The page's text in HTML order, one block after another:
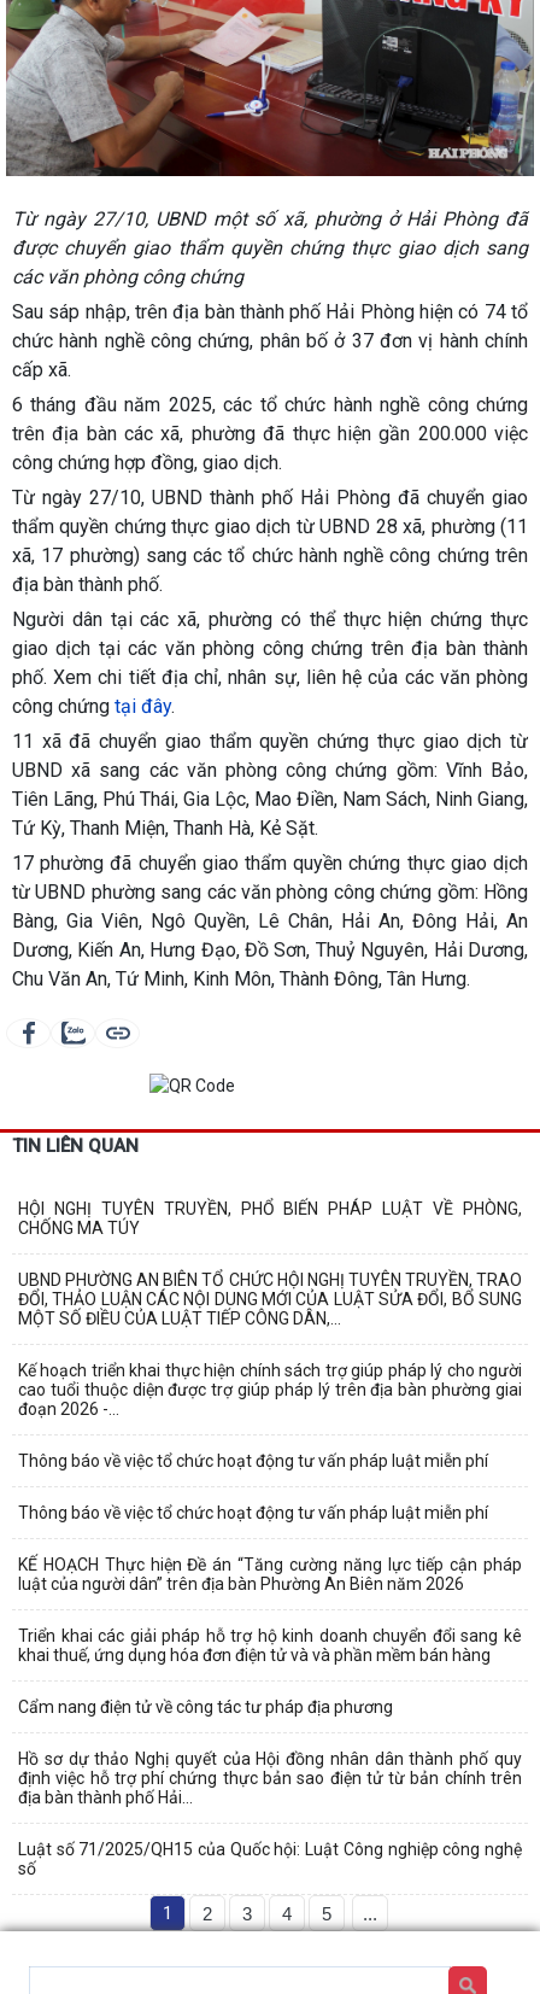
Từ ngày 27/10, UBND một số xã, phường ở Hải Phòng đã
được chuyển giao thẩm quyền chứng thực giao dịch sang
các văn phòng công chứng
Sau sáp nhập, trên địa bàn thành phố Hải Phòng hiện có 74 tổ
chức hành nghề công chứng, phân bố ở 37 đơn vị hành chính
cấp xã.
6 tháng đầu năm 2025, các tổ chức hành nghề công chứng
trên địa bàn các xã, phường đã thực hiện gần 200.000 việc
công chứng hợp đồng, giao dịch.
Từ ngày 27/10, UBND thành phố Hải Phòng đã chuyển giao
thẩm quyền chứng thực giao dịch từ UBND 28 xã, phường (11
xã, 17 phường) sang các tổ chức hành nghề công chứng trên
địa bàn thành phố.
Người dân tại các xã, phường có thể thực hiện chứng thực
giao dịch tại các văn phòng công chứng trên địa bàn thành
phố. Xem chi tiết địa chỉ, nhân sự, liên hệ của các văn phòng
công chứng tại đây.
11 xã đã chuyển giao thẩm quyền chứng thực giao dịch từ
UBND xã sang các văn phòng công chứng gồm: Vĩnh Bảo,
Tiên Lãng, Phú Thái, Gia Lộc, Mao Điền, Nam Sách, Ninh Giang,
Tứ Kỳ, Thanh Miện, Thanh Hà, Kẻ Sặt.
17 phường đã chuyển giao thẩm quyền chứng thực giao dịch
từ UBND phường sang các văn phòng công chứng gồm: Hồng
Bàng, Gia Viên, Ngô Quyền, Lê Chân, Hải An, Đông Hải, An
Dương, Kiến An, Hưng Đạo, Đồ Sơn, Thuỷ Nguyên, Hải Dương,
Chu Văn An, Tứ Minh, Kinh Môn, Thành Đông, Tân Hưng.
TIN LIÊN QUAN
HỘI NGHỊ TUYÊN TRUYỀN, PHỔ BIẾN PHÁP LUẬT VỀ PHÒNG,
CHỐNG MA TÚY
UBND PHƯỜNG AN BIÊN TỔ CHỨC HỘI NGHỊ TUYÊN TRUYỀN, TRAO
ĐỔI, THẢO LUẬN CÁC NỘI DUNG MỚI CỦA LUẬT SỬA ĐỔI, BỔ SUNG
MỘT SỐ ĐIỀU CỦA LUẬT TIẾP CÔNG DÂN,...
Kế hoạch triển khai thực hiện chính sách trợ giúp pháp lý cho người
cao tuổi thuộc diện được trợ giúp pháp lý trên địa bàn phường giai
đoạn 2026 -...
Thông báo về việc tổ chức hoạt động tư vấn pháp luật miễn phí
Thông báo về việc tổ chức hoạt động tư vấn pháp luật miễn phí
KẾ HOẠCH Thực hiện Đề án “Tăng cường năng lực tiếp cận pháp
luật của người dân” trên địa bàn Phường An Biên năm 2026
Triển khai các giải pháp hỗ trợ hộ kinh doanh chuyển đổi sang kê
khai thuế, ứng dụng hóa đơn điện tử và và phần mềm bán hàng
Cẩm nang điện tử về công tác tư pháp địa phương
Hồ sơ dự thảo Nghị quyết của Hội đồng nhân dân thành phố quy
định việc hỗ trợ phí chứng thực bản sao điện tử từ bản chính trên
địa bàn thành phố Hải...
Luật số 71/2025/QH15 của Quốc hội: Luật Công nghiệp công nghệ
số
1 2 3 4 5 ...